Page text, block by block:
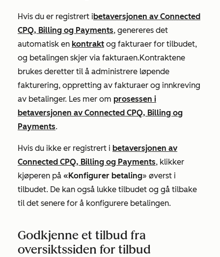
Hvis du er registrert ibetaversjonen av Connected
CPQ, Billing og Payments, genereres det
automatisk en kontrakt og fakturaer for tilbudet,
og betalingen skjer via fakturaen.Kontraktene
brukes deretter til å administrere løpende
fakturering, oppretting av fakturaer og innkreving
av betalinger. Les mer om prosessen i
betaversjonen av Connected CPQ, Billing og
Payments.
Hvis du ikke er registrert i betaversjonen av
Connected CPQ, Billing og Payments, klikker
kjøperen på «Konfigurer betaling» øverst i
tilbudet. De kan også lukke tilbudet og gå tilbake
til det senere for å konfigurere betalingen.
Godkjenne et tilbud fra
oversiktssiden for tilbud